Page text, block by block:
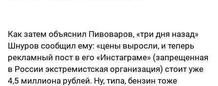
Как затем объяснил Пивоваров, «три дня назад»
Шнуров сообщил ему: «цены выросли, и теперь
рекламный пост в его «Инстаграме» (запрещенная
в России экстремистская организация) стоит уже
4,5 миллиона рублей. Ну, типа, бензин тоже